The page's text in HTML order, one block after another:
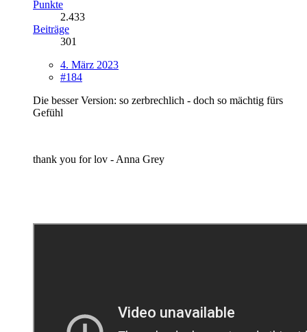
Punkte
2.433
Beiträge
301
4. März 2023
#184
Die besser Version: so zerbrechlich - doch so mächtig fürs
Gefühl
thank you for lov - Anna Grey